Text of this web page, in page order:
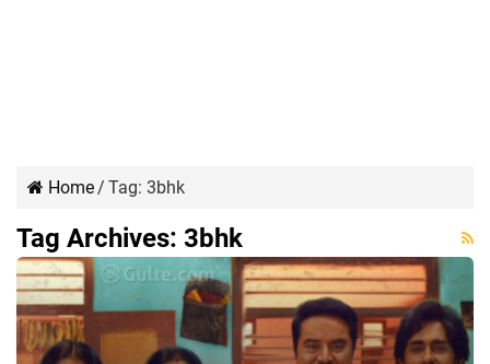
Home/ Tag: 3bhk
Tag Archives: 3bhk